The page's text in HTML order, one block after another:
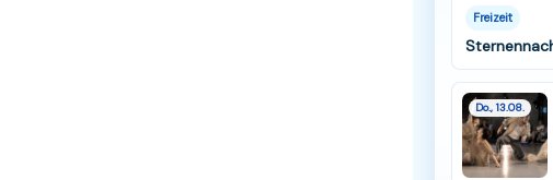
Freizeit
Do., 13.08.